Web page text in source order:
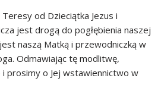
od Dzieciątka Jezus i
jest drogą do pogłębienia naszej
naszą Matką i przewodniczką w
Odmawiając tę modlitwę,
prosimy o Jej wstawiennictwo w